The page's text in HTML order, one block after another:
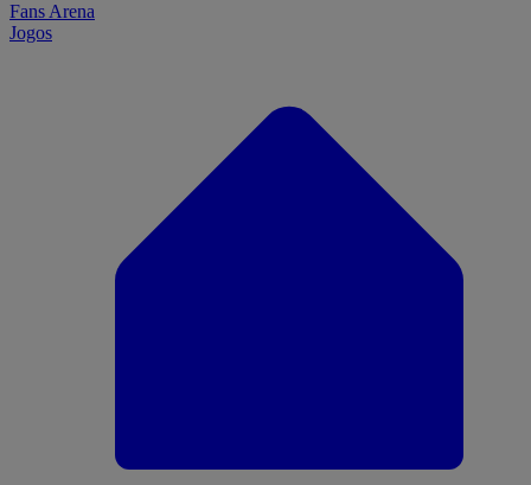
Fans Arena
Jogos